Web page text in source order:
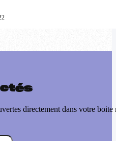
directement dans votre boite